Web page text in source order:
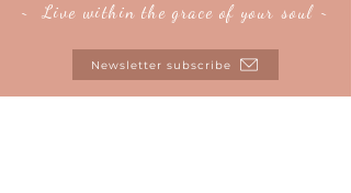
~ Live within the grace of your soul ~
Newsletter subscribe